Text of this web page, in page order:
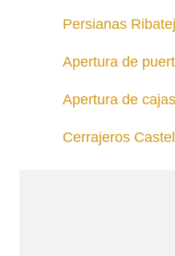
Persianas
Apertura de
Apertura de
Cerrajeros